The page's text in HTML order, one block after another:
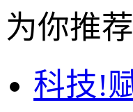
为你推荐
科技!